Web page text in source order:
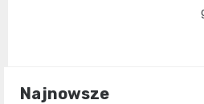
Najnowsze